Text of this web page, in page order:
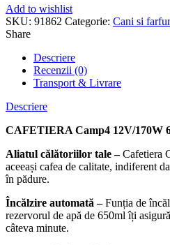
Add to wishlist
SKU: 91862 Categorie: Cani si
Share
Descriere
Recenzii (0)
Transport & Livrare
Descriere
CAFETIERA Camp4 12V/170W
Aliatul călătoriilor tale –Cafetiera
aceeași cafea de calitate, indiferent
în pădure.
Încălzire automată –Funția de
rezervorul de apă de 650ml îți
câteva minute.